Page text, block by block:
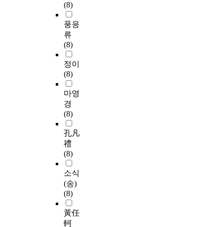
(8)
풍응
류
(8)
정이
(8)
마영
경
(8)
孔凡
禮
(8)
소식
(송)
(8)
黃任
軻